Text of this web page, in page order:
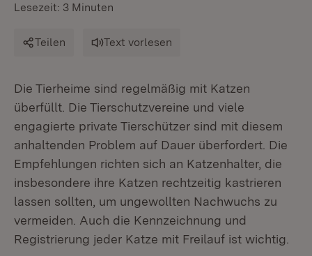
Lesezeit: 3 Minuten
Teilen Text vorlesen
Die Tierheime sind regelmäßig mit Katzen
überfüllt. Die Tierschutzvereine und viele
engagierte private Tierschützer sind mit diesem
anhaltenden Problem auf Dauer überfordert. Die
Empfehlungen richten sich an Katzenhalter, die
insbesondere ihre Katzen rechtzeitig kastrieren
lassen sollten, um ungewollten Nachwuchs zu
vermeiden. Auch die Kennzeichnung und
Registrierung jeder Katze mit Freilauf ist wichtig.